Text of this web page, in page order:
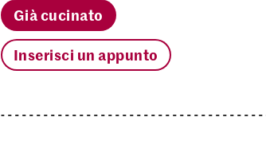
Già cucinato
Inserisci un appunto